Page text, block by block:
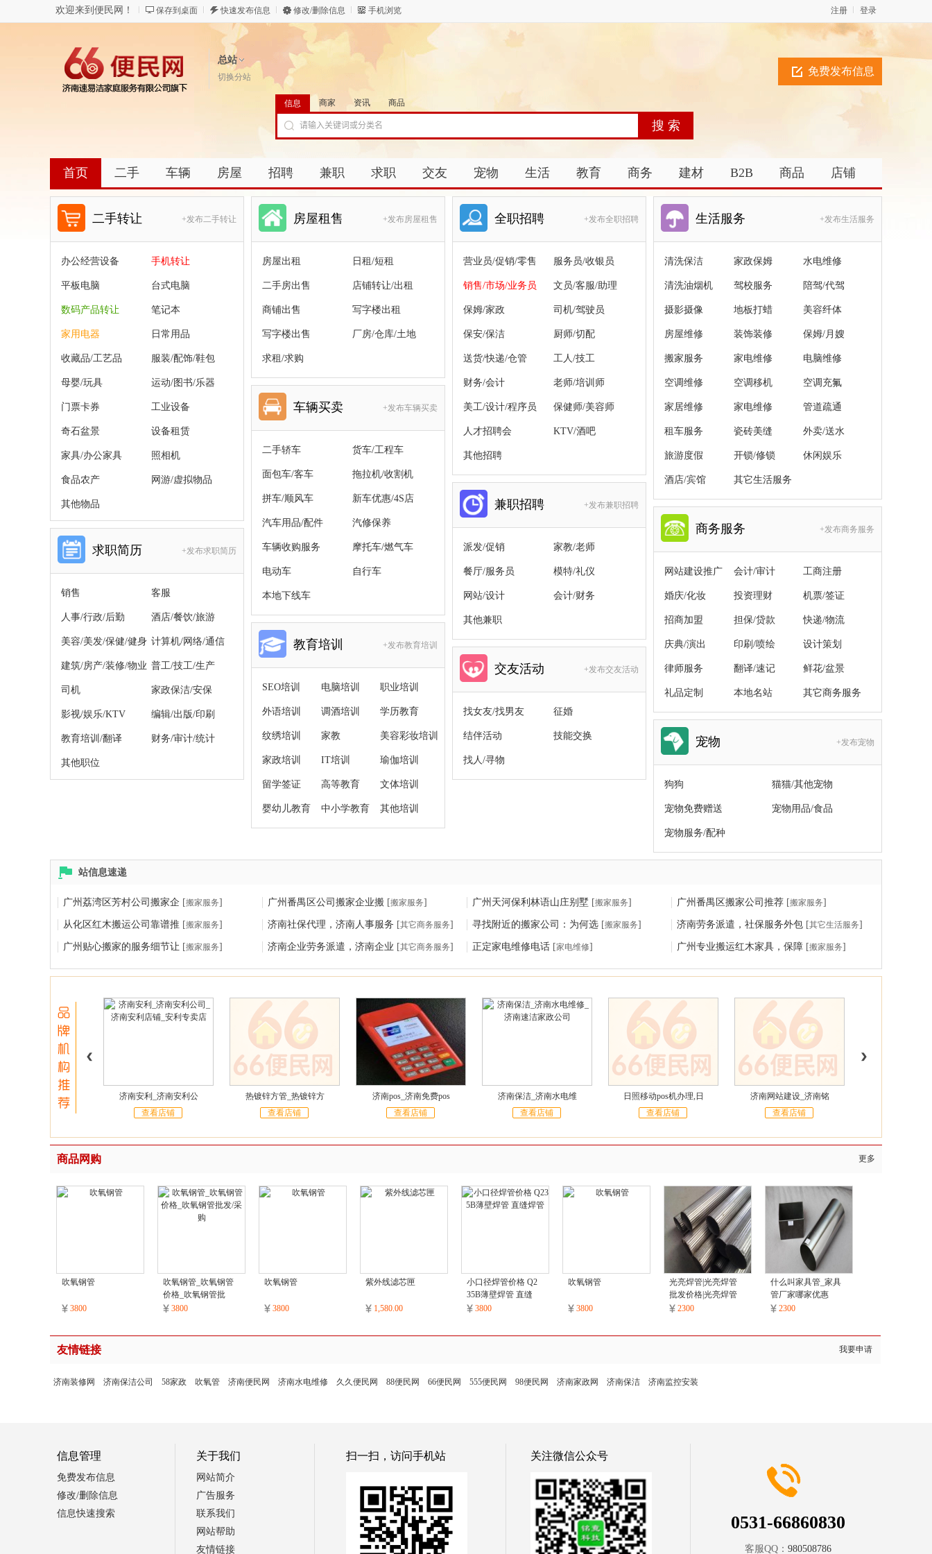
欢迎来到便民网！ 保存到桌面 快速发布信息 修改/删除信息 手机浏览 登录
注册
总站
切换分站 免费发布信息
信息 商家 资讯 商品
首页 二手 车辆 房屋 招聘 兼职 求职 交友 宠物 生活 教育 商务 建材 B2B 商品 店铺
二手转让 +发布二手转让
办公经营设备 手机转让
平板电脑 台式电脑
数码产品转让 笔记本
家用电器 日常用品
收藏品/工艺品 服装/配饰/鞋包
母婴/玩具 运动/图书/乐器
门票卡券 工业设备
奇石盆景 设备租赁
家具/办公家具 照相机
食品农产 网游/虚拟物品
其他物品
求职简历 +发布求职简历
销售 客服
人事/行政/后勤 酒店/餐饮/旅游
美容/美发/保健/健身 计算机/网络/通信
建筑/房产/装修/物业 普工/技工/生产
司机 家政保洁/安保
影视/娱乐/KTV 编辑/出版/印刷
教育培训/翻译 财务/审计/统计
其他职位
房屋租售 +发布房屋租售
房屋出租 日租/短租
二手房出售 店铺转让/出租
商铺出售 写字楼出租
写字楼出售 厂房/仓库/土地
求租/求购
车辆买卖 +发布车辆买卖
二手轿车 货车/工程车
面包车/客车 拖拉机/收割机
拼车/顺风车 新车优惠/4S店
汽车用品/配件 汽修保养
车辆收购服务 摩托车/燃气车
电动车 自行车
本地下线车
教育培训 +发布教育培训
SEO培训 电脑培训 职业培训
外语培训 调酒培训 学历教育
纹绣培训 家教 美容彩妆培训
家政培训 IT培训 瑜伽培训
留学签证 高等教育 文体培训
婴幼儿教育 中小学教育 其他培训
全职招聘 +发布全职招聘
营业员/促销/零售 服务员/收银员
销售/市场/业务员 文员/客服/助理
保姆/家政 司机/驾驶员
保安/保洁 厨师/切配
送货/快递/仓管 工人/技工
财务/会计 老师/培训师
美工/设计/程序员 保健师/美容师
人才招聘会 KTV/酒吧
其他招聘
兼职招聘 +发布兼职招聘
派发/促销 家教/老师
餐厅/服务员 模特/礼仪
网站/设计 会计/财务
其他兼职
交友活动 +发布交友活动
找女友/找男友 征婚
结伴活动 技能交换
找人/寻物
生活服务 +发布生活服务
清洗保洁 家政保姆 水电维修
清洗油烟机 驾校服务 陪驾/代驾
摄影摄像 地板打蜡 美容纤体
房屋维修 装饰装修 保姆/月嫂
搬家服务 家电维修 电脑维修
空调维修 空调移机 空调充氟
家居维修 家电维修 管道疏通
租车服务 瓷砖美缝 外卖/送水
旅游度假 开锁/修锁 休闲娱乐
酒店/宾馆 其它生活服务
商务服务 +发布商务服务
网站建设推广 会计/审计 工商注册
婚庆/化妆 投资理财 机票/签证
招商加盟 担保/贷款 快递/物流
庆典/演出 印刷/喷绘 设计策划
律师服务 翻译/速记 鲜花/盆景
礼品定制 本地名站 其它商务服务
宠物 +发布宠物
狗狗 猫猫/其他宠物
宠物免费赠送 宠物用品/食品
宠物服务/配种
站信息速递
广州荔湾区芳村公司搬家企 [搬家服务] 广州番禺区公司搬家企业搬[搬家服务] 广州天河保利林语山庄别墅 [搬家服务] 广州番禺区搬家公司推荐 [搬家服务]
从化区红木搬运公司靠谱推 [搬家服务] 济南社保代理，济南人事服务 [其它商务服务] 寻找附近的搬家公司：为何选[搬家服务] 济南劳务派遣，社保服务外包[其它生活服务]
广州贴心搬家的服务细节让 [搬家服务] 济南企业劳务派遣，济南企业 [其它商务服务] 正定家电维修电话[家电维修] 广州专业搬运红木家具，保障[搬家服务]
济南安利_济南安利公
查看店铺
热镀锌方管_热镀锌方
查看店铺
济南pos_济南免费pos
查看店铺
济南保洁_济南水电维
查看店铺
日照移动pos机办理,日
查看店铺
济南网站建设_济南铭
查看店铺
商品网购 更多
吹氧钢管
3800
吹氧钢管_吹氧钢管
价格_吹氧钢管批
发/采购
3800
吹氧钢管
3800
紫外线滤芯匣
1,580.00
小口径焊管价格 Q2
35B薄壁焊管 直缝
焊管3800
吹氧钢管
3800
光亮焊管|光亮焊管
批发价格|光亮焊管
采购2300
什么叫家具管_家具
管厂家哪家优惠
2300
友情链接 我要申请
济南装修网 济南保洁公司 58家政 吹氧管 济南便民网 济南水电维修 久久便民网 88便民网 66便民网 555便民网 98便民网 济南家政网 济南保洁 济南监控安装
信息管理
免费发布信息
修改/删除信息
信息快速搜索
关于我们
网站简介
广告服务
联系我们
网站帮助
友情链接
扫一扫，访问手机站 关注微信公众号
0531-66860830
客服QQ： 980508786